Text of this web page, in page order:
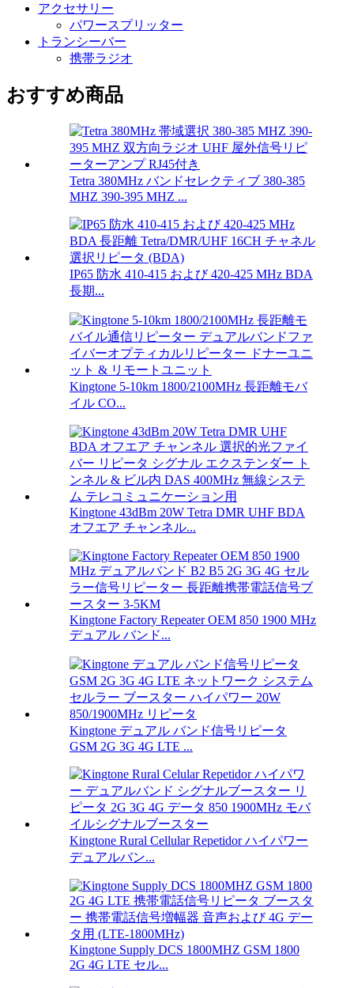
アクセサリー
パワースプリッター
トランシーバー
携帯ラジオ
おすすめ商品
Tetra 380MHz バンドセレクティブ 380-385
MHZ 390-395 MHZ ...
IP65 防水 410-415 および 420-425 MHz BDA
長期...
Kingtone 5-10km 1800/2100MHz 長距離モバ
イル CO...
Kingtone 43dBm 20W Tetra DMR UHF BDA
オフエア チャンネル...
Kingtone Factory Repeater OEM 850 1900 MHz
デュアル バンド...
Kingtone デュアル バンド信号リピータ
GSM 2G 3G 4G LTE ...
Kingtone Rural Cellular Repetidor ハイパワー
デュアルバン...
Kingtone Supply DCS 1800MHZ GSM 1800
2G 4G LTE セル...